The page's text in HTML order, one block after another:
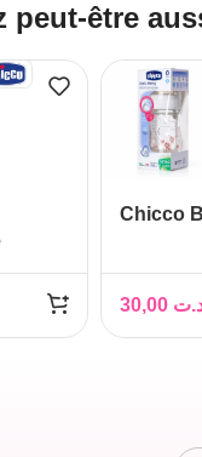
peut-être
Chicco